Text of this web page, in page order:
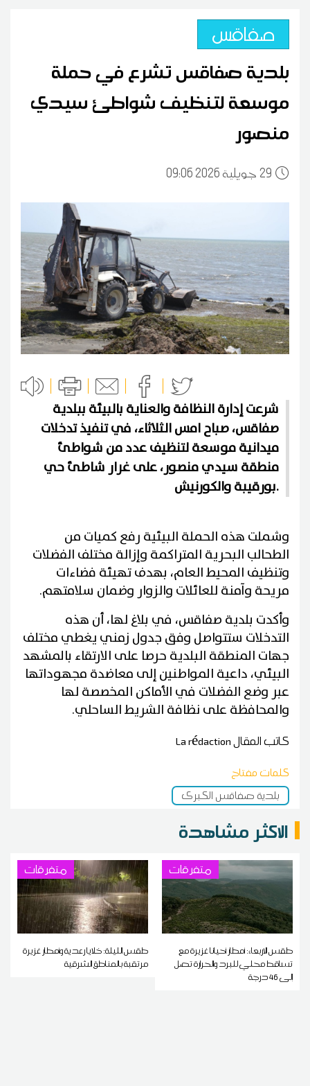
صفاقس
بلدية صفاقس تشرع في حملة
موسعة لتنظيف شواطئ سيدي
منصور
29 09:06 2026 جويلية
شرعت إدارة النظافة والعناية بالبيئة ببلدية
صفاقس، صباح امس الثلاثاء، في تنفيذ تدخلات
ميدانية موسعة لتنظيف عدد من شواطئ
منطقة سيدي منصور، على غرار شاطئ حي
بورقيبة والكورنيش.
وشملت هذه الحملة البيئية رفع كميات من
الطحالب البحرية المتراكمة وإزالة مختلف الفضلات
وتنظيف المحيط العام، بهدف تهيئة فضاءات
مريحة وآمنة للعائلات والزوار وضمان سلامتهم.
وأكدت بلدية صفاقس، في بلاغ لها، أن هذه
التدخلات ستتواصل وفق جدول زمني يغطي مختلف
جهات المنطقة البلدية حرصا على الارتقاء بالمشهد
البيئي، داعية المواطنين إلى معاضدة مجهوداتها
عبر وضع الفضلات في الأماكن المخصصة لها
والمحافظة على نظافة الشريط الساحلي.
كاتب المقالLa rédaction
كلمات مفتاح
بلدية صفاقس الكبرى
الاكثر مشاهدة
متفرقات
طقس الاربعاء: أمطار أحيانا غزيرة مع
تساقط محلي للبرد والحرارة تصل
إلى 46 درجة
متفرقات
طقس الليلة: خلايا رعدية وأمطار غزيرة
مرتقبة بالمناطق الشرقية